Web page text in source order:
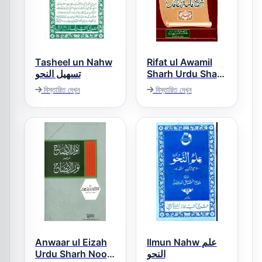
Tasheel un Nahw
تسھیل النحو
বিস্তারিত দেখুন
Rifat ul Awamil
Sharh Urdu Sharh
Miata Aamil رفۃ
الوامل اردو شرح
مائۃ عامل
বিস্তারিত দেখুন
Anwaar ul Eizah
Urdu Sharh Noor
Ilmun Nahw علم
النحو